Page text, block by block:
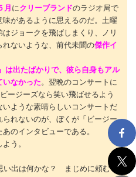
月 に クリーブランドのラジオ局で
があるように思えるのだ。土曜
ジョークを飛ばしまくり、ノリ
ないような、前代未聞の傑作イ
は出たばかりで、彼ら自身もアル
いなかった 。翌晩のコンサートに
ージーズなら笑い飛ばせるよう
ような素晴らしいコンサートだ
れないのが、ぼくが「ビージー
のインタビューである。
う。
い出は何かな？ まじめに頼む